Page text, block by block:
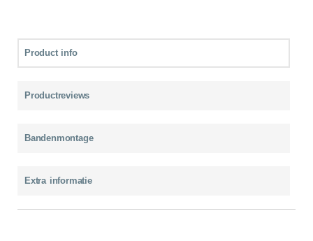
Product info
Productreviews
Bandenmontage
Extra informatie